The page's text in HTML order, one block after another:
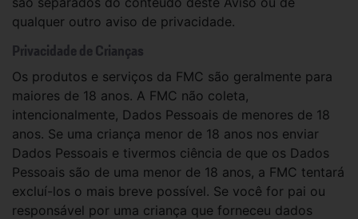
qualquer outro aviso de privacidade.
Privacidade de Crianças
Os produtos e serviços da FMC são geralmente para
maiores de 18 anos. A FMC não coleta,
intencionalmente, Dados Pessoais de menores de 18
anos. Se uma criança menor de 18 anos nos enviar
Dados Pessoais e tivermos ciência de que os Dados
Pessoais são de uma menor de 18 anos, a FMC tentará
excluí-los o mais breve possível. Se você for pai ou
responsável por uma criança que forneceu dados